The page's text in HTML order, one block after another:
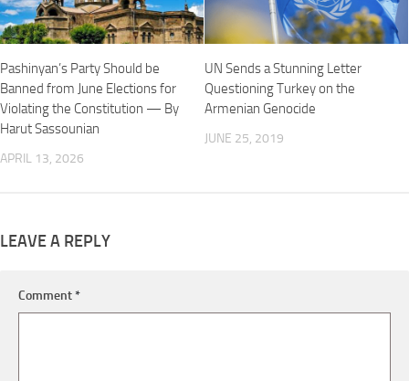
Pashinyan’s Party Should be
Banned from June Elections for
Violating the Constitution — By
Harut Sassounian
APRIL 13, 2026
UN Sends a Stunning Letter
Questioning Turkey on the
Armenian Genocide
JUNE 25, 2019
LEAVE A REPLY
Comment*